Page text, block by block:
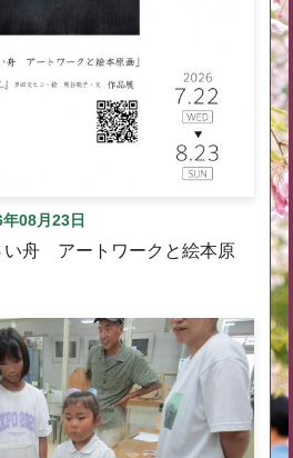
08月23日
い舟 アートワークと絵本原